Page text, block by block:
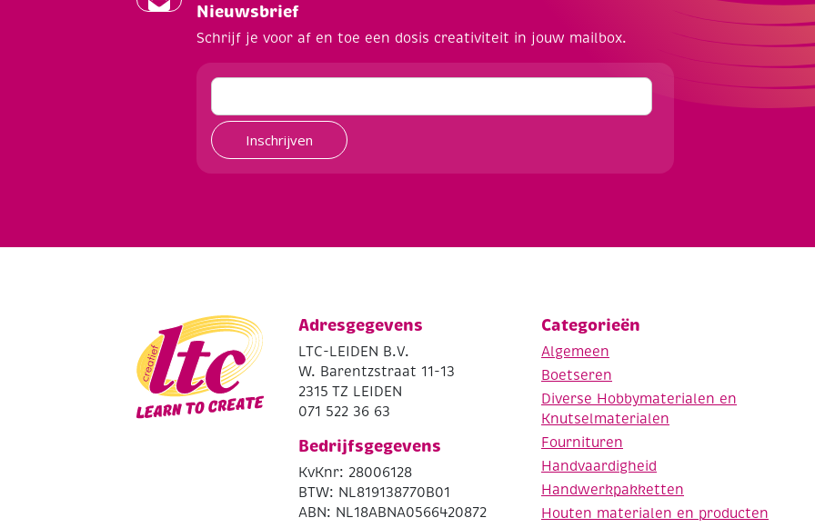
Nieuwsbrief
Schrijf je voor af en toe een dosis creativiteit in jouw mailbox.
Inschrijven
Adresgegevens
LTC-LEIDEN B.V.
W. Barentzstraat 11-13
2315 TZ LEIDEN
071 522 36 63
Bedrijfsgegevens
KvKnr: 28006128
BTW: NL819138770B01
ABN: NL18ABNA0566420872
Categorieën
Algemeen
Boetseren
Diverse Hobbymaterialen en
Knutselmaterialen
Fournituren
Handvaardigheid
Handwerkpakketten
Houten materialen en producten